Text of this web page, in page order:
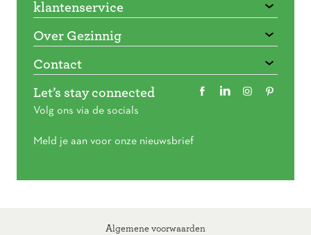
klantenservice
Over Gezinnig
Contact
Let’s stay connected
Volg ons via de socials
Meld je aan voor onze nieuwsbrief
Algemene voorwaarden